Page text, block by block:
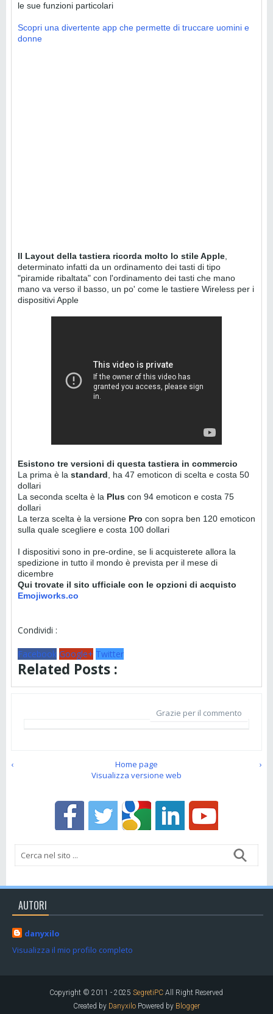
le sue funzioni particolari
Scopri una divertente app che permette di truccare uomini e
donne
Il Layout della tastiera ricorda molto lo stile Apple
determinato infatti da un ordinamento dei tasti di tipo
"piramide ribaltata" con l'ordinamento dei tasti che mano
mano va verso il basso, un po' come le tastiere Wireless per i
dispositivi Apple
Esistono tre versioni di questa tastiera in commercio
La prima è la standard , ha 47 emoticon di scelta e costa 50
dollari
La seconda scelta è la Plus con 94 emoticon e costa 75
dollari
La terza scelta è la versione Pro con sopra ben 120 emoticon
sulla quale scegliere e costa 100 dollari
I dispositivi sono in pre-ordine, se li acquisterete allora la
spedizione in tutto il mondo è prevista per il mese di
dicembre
Qui trovate il sito ufficiale con le opzioni di acquisto
Emojiworks.co
Condividi :
Facebook Google+ Twitter
Related Posts :
Grazie per il commento
‹ ›
Home page
Visualizza versione web
AUTORI
danyxilo
Visualizza il mio profilo completo
Copyright © 2011 - 2025SegretiPC All Right Reserved
Created by DanyxiloPowered by Blogger